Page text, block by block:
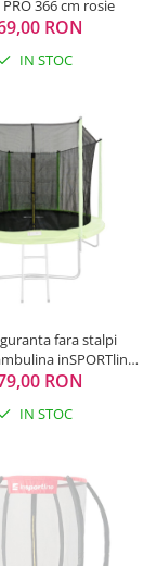
366 cm rosie
RON
IN STOC
fara stalpi
inSPORTline
305 cm
RON
IN STOC